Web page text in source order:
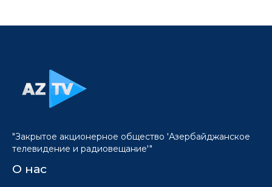
"Закрытое акционерное общество 'Азербайджанское
телевидение и радиовещание'"
О нас